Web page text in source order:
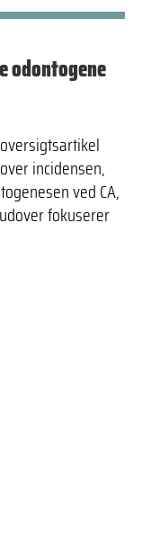
odontogene
incidensen,
ved CA,
fokuserer